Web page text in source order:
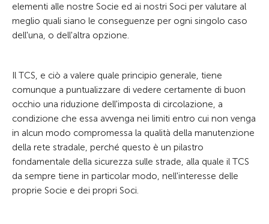
elementi alle nostre Socie ed ai nostri Soci per valutare al
meglio quali siano le conseguenze per ogni singolo caso
dell'una, o dell'altra opzione.
Il TCS, e ciò a valere quale principio generale, tiene
comunque a puntualizzare di vedere certamente di buon
occhio una riduzione dell'imposta di circolazione, a
condizione che essa avvenga nei limiti entro cui non venga
in alcun modo compromessa la qualità della manutenzione
della rete stradale, perché questo è un pilastro
fondamentale della sicurezza sulle strade, alla quale il TCS
da sempre tiene in particolar modo, nell'interesse delle
proprie Socie e dei propri Soci.